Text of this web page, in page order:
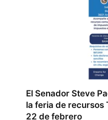
El Senador Steve
la feria de recursos
22 de febrero